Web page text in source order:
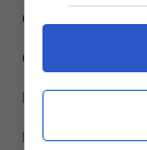
caso sia
riferimento.
richiesta